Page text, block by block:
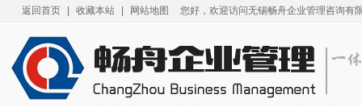
返回首页 收藏本站 网站地图 您好，欢迎访问无锡畅舟企业管理咨询有